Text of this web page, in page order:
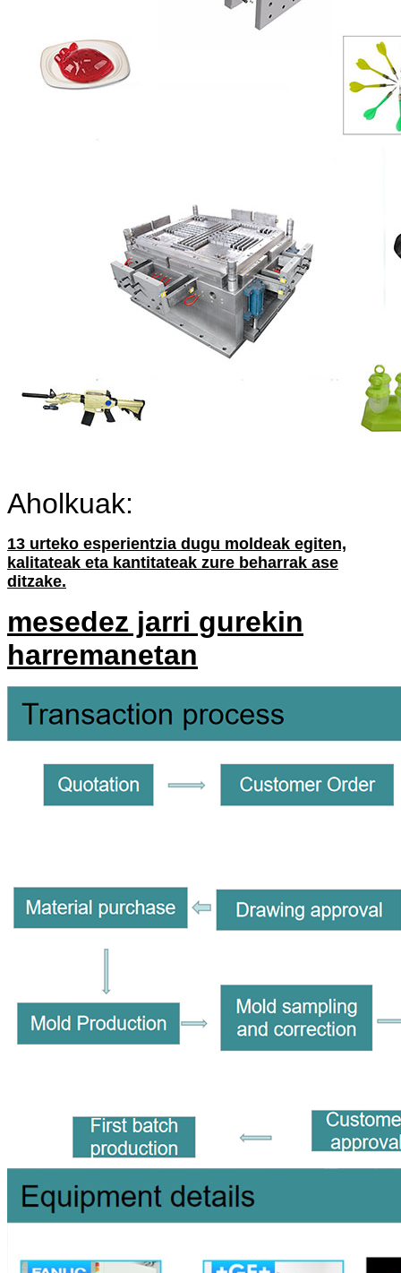
Aholkuak:
13 urteko esperientzia dugu moldeak egiten,
kalitateak eta kantitateak zure beharrak ase
ditzake.
mesedez jarri gurekin
harremanetan